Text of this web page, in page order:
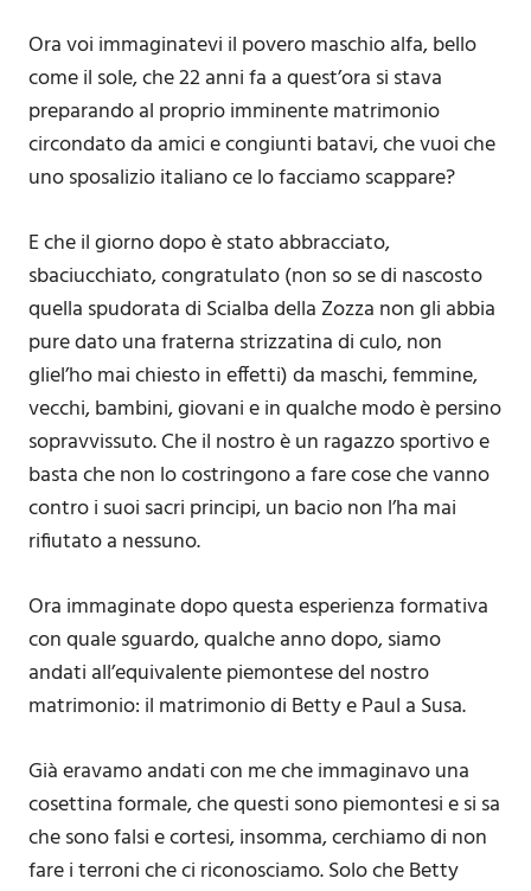
Ora voi immaginatevi il povero maschio alfa, bello
come il sole, che 22 anni fa a quest’ora si stava
preparando al proprio imminente matrimonio
circondato da amici e congiunti batavi, che vuoi che
uno sposalizio italiano ce lo facciamo scappare?
E che il giorno dopo è stato abbracciato,
sbaciucchiato, congratulato (non so se di nascosto
quella spudorata di Scialba della Zozza non gli abbia
pure dato una fraterna strizzatina di culo, non
gliel’ho mai chiesto in effetti) da maschi, femmine,
vecchi, bambini, giovani e in qualche modo è persino
sopravvissuto. Che il nostro è un ragazzo sportivo e
basta che non lo costringono a fare cose che vanno
contro i suoi sacri principi, un bacio non l’ha mai
rifiutato a nessuno.
Ora immaginate dopo questa esperienza formativa
con quale sguardo, qualche anno dopo, siamo
andati all’equivalente piemontese del nostro
matrimonio: il matrimonio di Betty e Paul a Susa.
Già eravamo andati con me che immaginavo una
cosettina formale, che questi sono piemontesi e si sa
che sono falsi e cortesi, insomma, cerchiamo di non
fare i terroni che ci riconosciamo. Solo che Betty